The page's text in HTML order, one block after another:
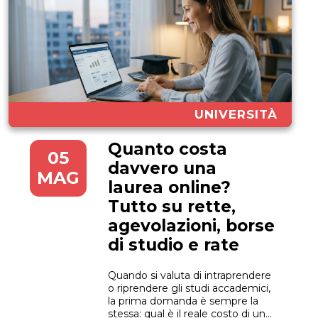
UNIVERSITÀ
05
MAG
Quanto costa
davvero una
laurea online?
Tutto su rette,
agevolazioni, borse
di studio e rate
Quando si valuta di intraprendere
o riprendere gli studi accademici,
la prima domanda è sempre la
stessa: qual è il reale costo di una